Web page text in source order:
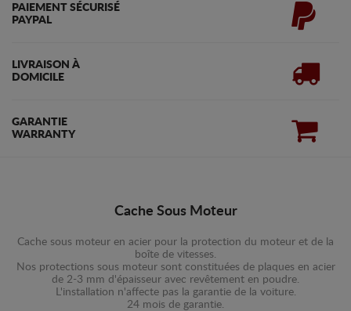
PAIEMENT SÉCURISÉ
PAYPAL
LIVRAISON À
DOMICILE
GARANTIE
WARRANTY
Cache Sous Moteur
Cache sous moteur en acier pour la protection du moteur et de la
boîte de vitesses.
Nos protections sous moteur sont constituées de plaques en acier
de 2-3 mm d'épaisseur avec revêtement en poudre.
L'installation n'affecte pas la garantie de la voiture.
24 mois de garantie.